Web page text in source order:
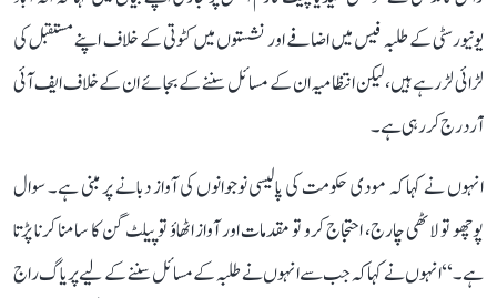
یونیورسٹی کے طلبہ فیس میں اضافے اور نشستوں میں کٹوتی کے خلاف اپنے مستقبل کی
لڑائی لڑ رہے ہیں، لیکن انتظامیہ ان کے مسائل سننے کے بجائے ان کے خلاف ایف آئی
آر درج کر رہی ہے۔
انہوں نے کہا کہ مودی حکومت کی پالیسی نوجوانوں کی آواز دبانے پر مبنی ہے۔ سوال
پوچھو تو لاٹھی چارج، احتجاج کرو تو مقدمات اور آواز اٹھاؤ تو پیلٹ گن کا سامنا کرنا پڑتا
ہے۔‘‘ انہوں نے کہا کہ جب سے انہوں نے طلبہ کے مسائل سننے کے لیے پریاگ راج